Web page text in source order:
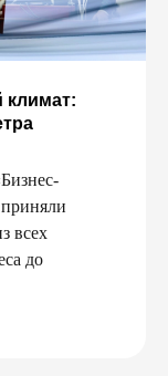
климат:
всех
до